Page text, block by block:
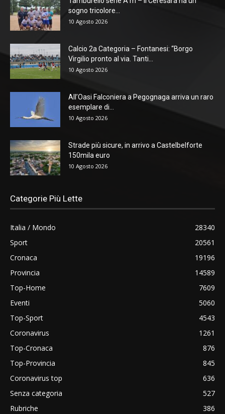
sogno tricolore...
10 Agosto 2026
Calcio 2a Categoria – Fontanesi: “Borgo
Virgilio pronto al via. Tanti...
10 Agosto 2026
All’Oasi Falconiera a Pegognaga arriva un raro
esemplare di...
10 Agosto 2026
Strade più sicure, in arrivo a Castelbelforte
150mila euro
10 Agosto 2026
Categorie Più Lette
Italia / Mondo
28340
Sport
20561
Cronaca
19196
Provincia
14589
Top-Home
7609
Eventi
5060
Top-Sport
4543
Coronavirus
1261
Top-Cronaca
876
Top-Provincia
845
Coronavirus top
636
Senza categoria
527
Rubriche
386